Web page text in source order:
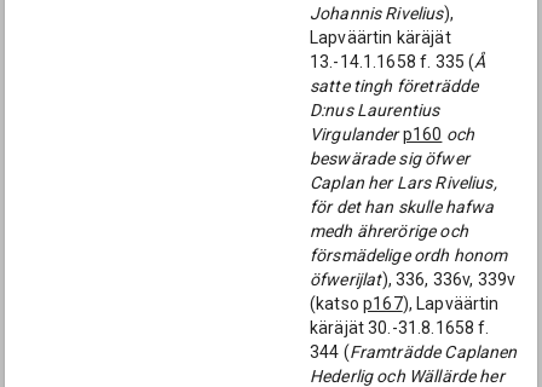
Johannis Rivelius),
Lapväärtin käräjät
13.-14.1.1658 f. 335 (Å
satte tingh företrädde
D:nus Laurentius
Virgulander p160 och
beswärade sig öfwer
Caplan her Lars Rivelius,
för det han skulle hafwa
medh ährerörige och
försmädelige ordh honom
öfwerijlat), 336, 336v, 339v
(katsop167), Lapväärtin
käräjät 30.-31.8.1658 f.
344 (Framträdde Caplanen
Hederlig och Wällärde her